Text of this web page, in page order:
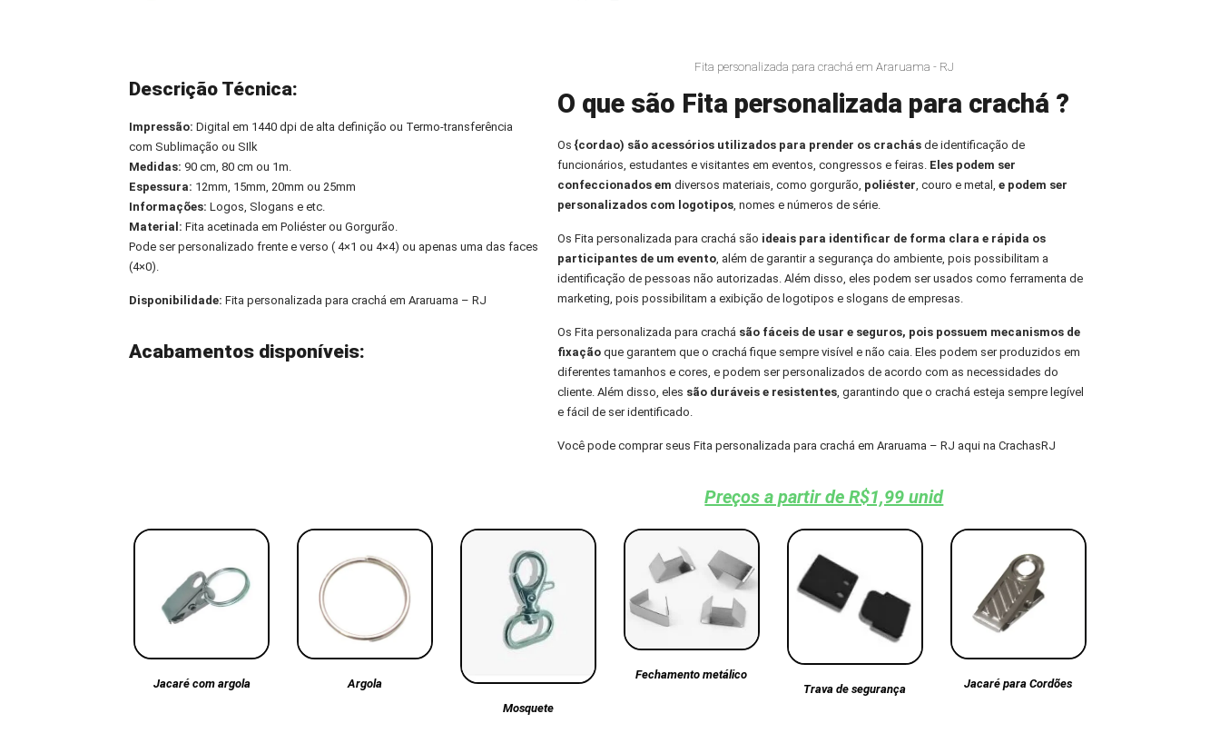
Descrição Técnica:
Impressão: Digital em 1440 dpi de alta definição ou Termo-transferência
com Sublimação ou SIlk
Medidas: 90 cm, 80 cm ou 1m.
Espessura: 12mm, 15mm, 20mm ou 25mm
Informações:Logos, Slogans e etc.
Material: Fita acetinada em Poliéster ou Gorgurão.
Pode ser personalizado frente e verso ( 4×1 ou 4×4) ou apenas uma das faces
(4×0).
Disponibilidade:Fita personalizada para crachá em Araruama – RJ
Acabamentos disponíveis:
Fita personalizada para crachá em Araruama - RJ
O que são Fita personalizada para crachá ?
Os {cordao) são acessórios utilizados para prender os crachásde identificação de
funcionários, estudantes e visitantes em eventos, congressos e feiras. Eles podem ser
confeccionados em diversos materiais, como gorgurão, poliéster, couro e metal, e podem ser
personalizados com logotipos, nomes e números de série.
Os Fita personalizada para crachá são ideais para identificar de forma clara e rápida os
participantes de um evento, além de garantir a segurança do ambiente, pois possibilitam a
identificação de pessoas não autorizadas. Além disso, eles podem ser usados como ferramenta de
marketing, pois possibilitam a exibição de logotipos e slogans de empresas.
Os Fita personalizada para crachá são fáceis de usar e seguros, pois possuem mecanismos de
fixaçãoque garantem que o crachá fique sempre visível e não caia. Eles podem ser produzidos em
diferentes tamanhos e cores, e podem ser personalizados de acordo com as necessidades do
cliente. Além disso, eles são duráveis e resistentes, garantindo que o crachá esteja sempre legível
e fácil de ser identificado.
Você pode comprar seus Fita personalizada para crachá em Araruama – RJ aqui na CrachasRJ
Preços a partir de R$1,99 unid
Jacaré com argola
Argola
Mosquete
Fechamento metálico
Trava de segurança
Jacaré para Cordões